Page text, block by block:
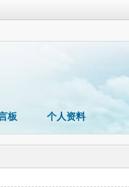
板 个人资料